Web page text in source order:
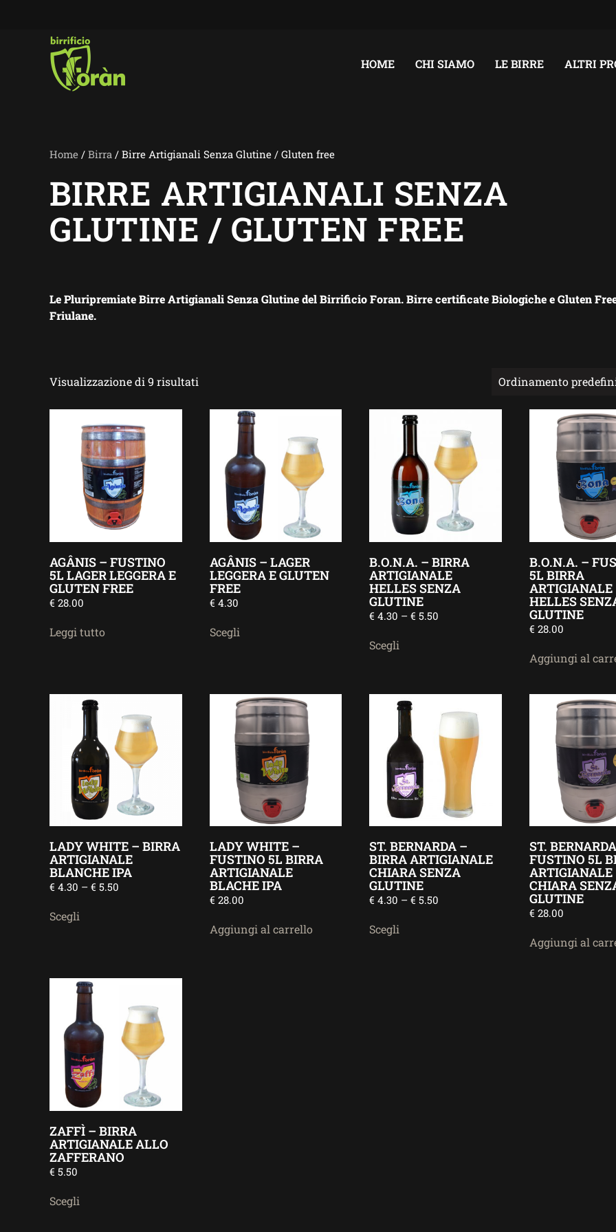
Skip to main content
HOME
CHI SIAMO LE BIRRE ALTRI
Home / Birra / Birre Artigianali Senza Glutine / Gluten free
BIRRE ARTIGIANALI SENZA
GLUTINE / GLUTEN FREE
Le Pluripremiate Birre Artigianali Senza Glutine del Birrificio Foran. Birre certificate Biologiche e Gluten Free
Friulane.
Visualizzazione di 9 risultati
AGÂNIS – FUSTINO
5L LAGER LEGGERA E
GLUTEN FREE
€ 28.00
Leggi tutto
AGÂNIS – LAGER
LEGGERA E GLUTEN
FREE
€ 4.30
Scegli
B.O.N.A. – BIRRA
ARTIGIANALE
HELLES SENZA
GLUTINE
€ 4.30 – € 5.50
Scegli
B.O.N.A. –
5L BIRRA
ARTIGIANALE
HELLES
GLUTINE
€ 28.00
Aggiungi al
LADY WHITE – BIRRA
ARTIGIANALE
BLANCHE IPA
€ 4.30 – € 5.50
Scegli
LADY WHITE –
FUSTINO 5L BIRRA
ARTIGIANALE
BLACHE IPA
€ 28.00
Aggiungi al carrello
ST. BERNARDA –
BIRRA ARTIGIANALE
CHIARA SENZA
GLUTINE
€ 4.30 – € 5.50
Scegli
ST.
FUSTINO 5L
ARTIGIANALE
CHIARA
GLUTINE
€ 28.00
Aggiungi al
ZAFFÌ – BIRRA
ARTIGIANALE ALLO
ZAFFERANO
€ 5.50
Scegli